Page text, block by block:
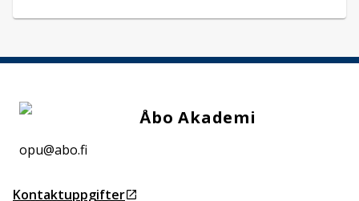
Åbo Akademi
opu@abo.fi
Kontaktuppgifter